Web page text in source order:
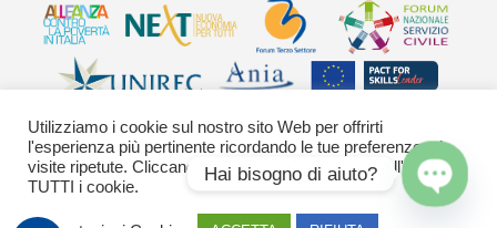
Via Palestro 11 00185 Roma - tel 06
Utilizziamo i cookie sul nostro sito Web per offrirti
l'esperienza più pertinente ricordando le tue preferenze e le
visite ripetute. Cliccando su "Accetta" acconsenti all'uso di
TUTTI i cookie.
Hai bisogno di aiuto?